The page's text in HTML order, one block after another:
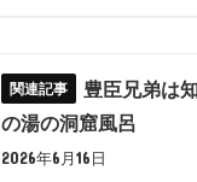
豊臣兄弟は
の湯の洞窟風呂
2026年6月16日